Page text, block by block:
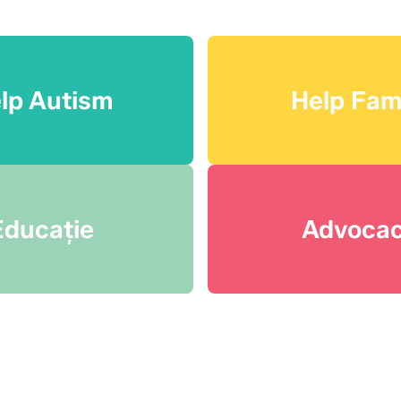
Autism Help